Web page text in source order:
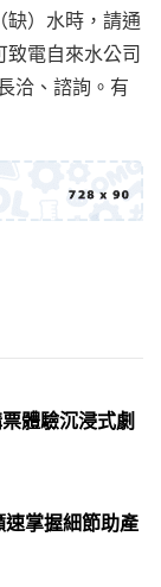
缺）水時，請通
致電自來水公司
洽、諮詢。有
體驗沉浸式劇
掌握細節助產